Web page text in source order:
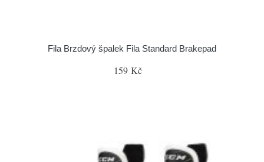
Fila Brzdový špalek Fila Standard Brakepad
159 Kč